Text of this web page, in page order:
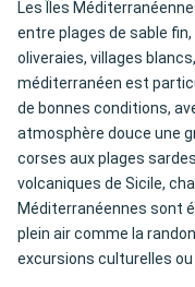
Les Îles
entre plages de sable
oliveraies, villages
méditerranéen est
de bonnes conditions,
atmosphère douce une
corses aux plages
volcaniques de Sicile,
Méditerranéennes sont
plein air comme la
excursions culturelles